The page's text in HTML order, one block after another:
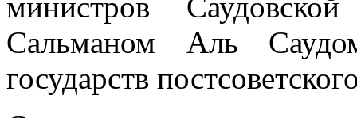
министров
Сальманом Аль
государств